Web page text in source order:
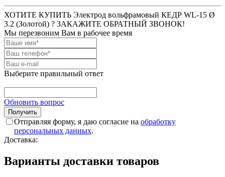
ХОТИТЕ КУПИТЬ Электрод вольфрамовый КЕДР WL-15 Ø
3.2 (Золотой) ? ЗАКАЖИТЕ ОБРАТНЫЙ ЗВОНОК!
Мы перезвоним Вам в рабочее время
Выберите правильный ответ
Обновить вопрос
Отправляя форму, я даю согласие на обработку
персональных данных.
Доставка:
Варианты доставки товаров